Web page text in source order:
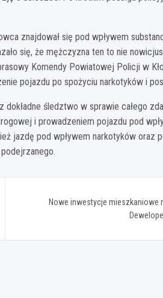
znajdował się pod wpływem
się, że mężczyzna ten to nie
Komendy Powiatowej Policji w
pojazdu po spożyciu narkotyków i
śledztwo w sprawie całego
i prowadzeniem pojazdu pod
jazdę pod wpływem narkotyków oraz
Nowe inwestycje mieszkaniowe